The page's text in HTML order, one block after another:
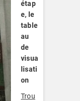
étap
e, le
table
au
de
visua
lisati
on
Trou